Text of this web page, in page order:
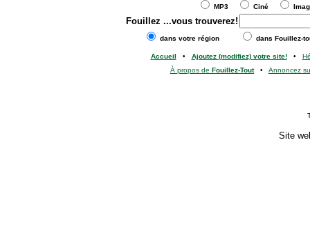
MP3 Ciné
Fouillez ...vous trouverez!
dans votre région dans Fouillez-
Accueil • Ajoutez (modifiez) votre site!•
À propos de Fouillez-Tout• Annoncez
Site